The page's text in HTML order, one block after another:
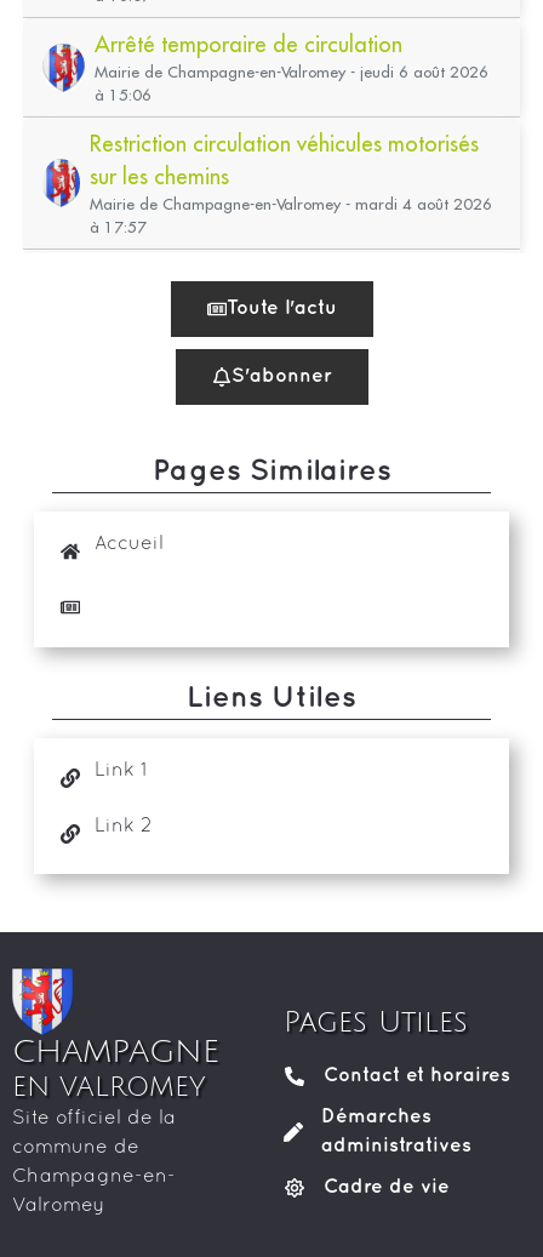
Pages Similaires
Accueil
Liens Utiles
Link 1
Link 2
CHAMPAGNE
EN VALROMEY
Site officiel de la
commune de
Champagne-en-
Valromey
Pages Utiles
Contact et horaires
Démarches
administratives
Cadre de vie